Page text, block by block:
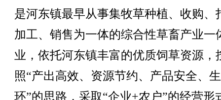
是河东镇最早从事集牧草种植、收购、
加工、销售为一体的综合性草畜产业一
业，依托河东镇丰富的优质饲草资源，
照“产出高效、资源节约、产品安全、
环”的思路，采取“企业+农户”的经营形